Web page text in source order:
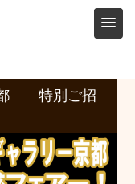
セール！10/16
都 特別ご招